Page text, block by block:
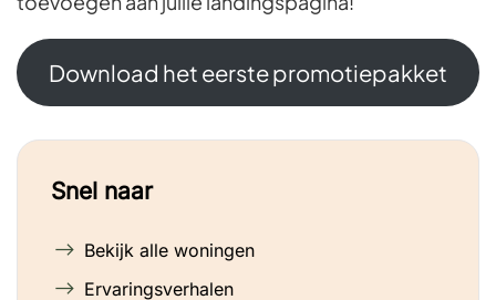
Download het eerste promotiepakket
Snel naar
Bekijk alle woningen
Ervaringsverhalen